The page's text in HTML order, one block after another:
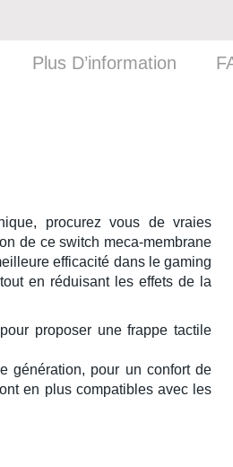
procurez vous de vraies
de ceswitch meca-membrane
efficacité dans le gaming
en réduisant les effets de la
proposer unefrappe tactile
génération, pour un confort de
en plus compatibles avec les
Plus D’information